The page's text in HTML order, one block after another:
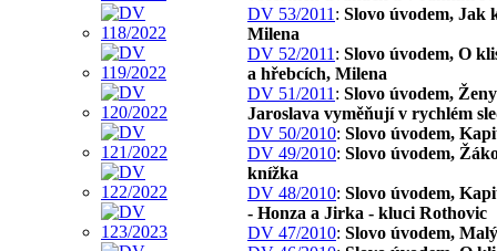
DV 53/2011 : Slovo úvodem, Jak
Milena
DV 52/2011 : Slovo úvodem, O
a hřebcích, Milena
DV 51/2011 : Slovo úvodem,
Jaroslava vyměňují v rychlém
DV 50/2010: Slovo úvodem,
DV 49/2010: Slovo úvodem,
knížka
DV 48/2010: Slovo úvodem,
- Honza a Jirka - kluci Rothovic
DV 47/2010: Slovo úvodem,